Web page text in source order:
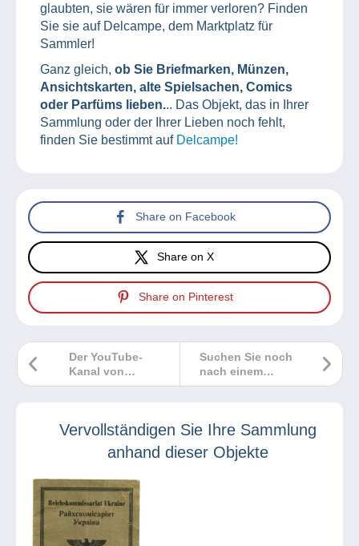
glaubten, sie wären für immer verloren? Finden
Sie sie auf Delcampe, dem Marktplatz für
Sammler!
Ganz gleich, ob Sie Briefmarken, Münzen,
Ansichtskarten, alte Spielsachen, Comics
oder Parfüms lieben... Das Objekt, das in Ihrer
Sammlung oder der Ihrer Lieben noch fehlt,
finden Sie bestimmt aufDelcampe!
Share on Facebook
Share on X
Share on Pinterest
Suchen Sie noch
nach einem
originellen und
Machen Sie Ihren
Lieben eine
Freude mit der
Der YouTube-
Kanal von
Delcampe erreicht
Vervollständigen Sie Ihre Sammlung
anhand dieser Objekte